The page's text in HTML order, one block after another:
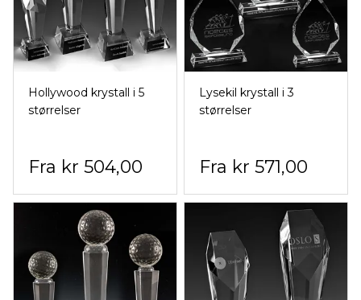
Hollywood krystall i 5
størrelser
kr 504,00
Lysekil krystall i 3
størrelser
kr 571,00